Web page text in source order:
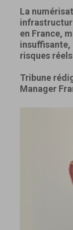
La
en France,
risques
Tribune
Manager